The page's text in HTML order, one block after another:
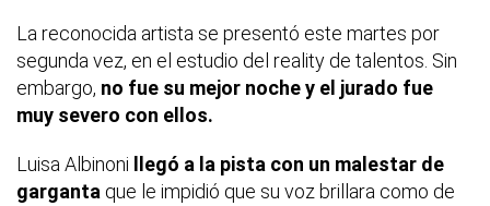
La reconocida artista se presentó este martes por
segunda vez, en el estudio del reality de talentos. Sin
embargo, no fue su mejor noche y el jurado fue
muy severo con ellos.
Luisa Albinoni
llegó a la pista con un malestar de
garganta que le impidió que su voz brillara como de